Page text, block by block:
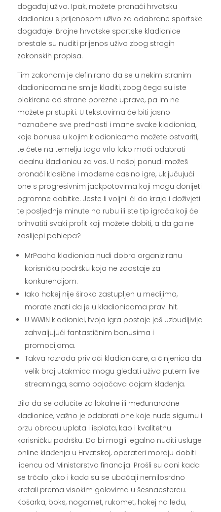
događaj uživo. Ipak, možete pronaći hrvatsku
kladionicu s prijenosom uživo za odabrane sportske
događaje. Brojne hrvatske sportske kladionice
prestale su nuditi prijenos uživo zbog strogih
zakonskih propisa.
Tim zakonom je definirano da se u nekim stranim
kladionicama ne smije kladiti, zbog čega su iste
blokirane od strane porezne uprave, pa im ne
možete pristupiti. U tekstovima će biti jasno
naznačene sve prednosti i mane svake kladionica,
koje bonuse u kojim kladionicama možete ostvariti,
te ćete na temelju toga vrlo lako moći odabrati
idealnu kladionicu za vas. U našoj ponudi možeš
pronaći klasične i moderne casino igre, uključujući
one s progresivnim jackpotovima koji mogu donijeti
ogromne dobitke. Jeste li voljni ići do kraja i doživjeti
te posljednje minute na rubu ili ste tip igrača koji će
prihvatiti svaki profit koji možete dobiti, a da ga ne
zaslijepi pohlepa?
MrPacho kladionica nudi dobro organiziranu
korisničku podršku koja ne zaostaje za
konkurencijom.
Iako hokej nije široko zastupljen u medijima,
morate znati da je u kladionicama pravi hit.
U WWIN kladionici, tvoja igra postaje još uzbudljivija
zahvaljujući fantastičnim bonusima i
promocijama.
Takva razrada privlači kladioničare, a činjenica da
velik broj utakmica mogu gledati uživo putem live
streaminga, samo pojačava dojam klađenja.
Bilo da se odlučite za lokalne ili međunarodne
kladionice, važno je odabrati one koje nude sigurnu i
brzu obradu uplata i isplata, kao i kvalitetnu
korisničku podršku. Da bi mogli legalno nuditi usluge
online klađenja u Hrvatskoj, operateri moraju dobiti
licencu od Ministarstva financija. Prošli su dani kada
se trčalo jako i kada su se ubačaji nemilosrdno
kretali prema visokim golovima u šesnaestercu.
Košarka, boks, nogomet, rukomet, hokej na ledu,